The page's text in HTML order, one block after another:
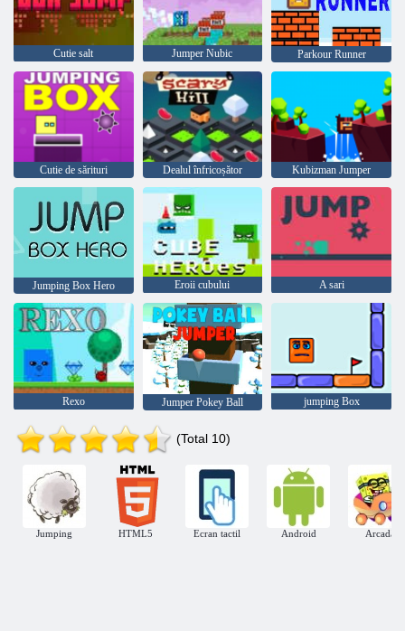
Cutie salt Jumper Nubic Parkour Runner
Cutie de sărituri Dealul înfricoșător Kubizman Jumper
Jumping Box Hero Eroii cubului A sari
Rexo Jumper Pokey Ball jumping Box
(Total 10)
Jumping HTML5 Ecran tactil Android Arcadă